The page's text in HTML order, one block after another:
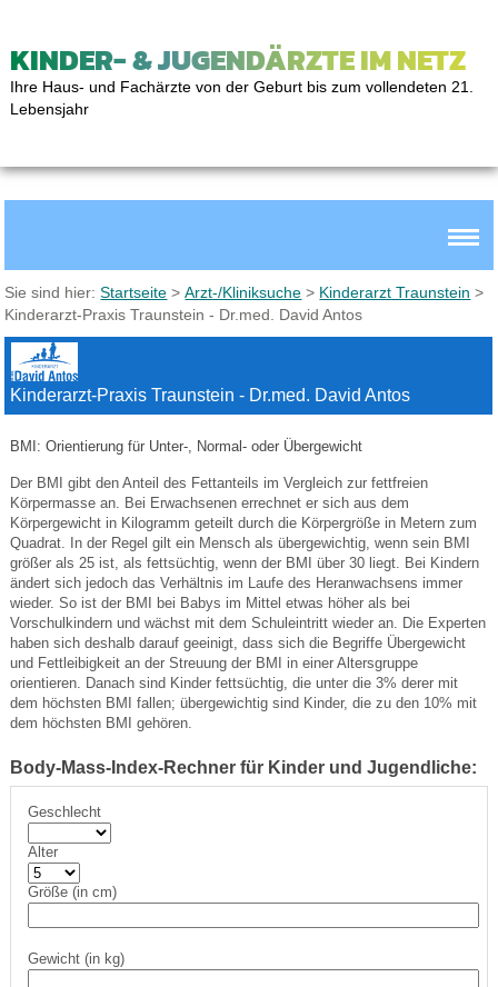
KINDER- & JUGENDÄRZTE IM NETZ
Ihre Haus- und Fachärzte von der Geburt bis zum vollendeten 21.
Lebensjahr
Sie sind hier:Startseite >Arzt-/Kliniksuche > Kinderarzt Traunstein >
Kinderarzt-Praxis Traunstein - Dr.med. David Antos
Kinderarzt-Praxis Traunstein - Dr.med. David Antos
BMI: Orientierung für Unter-, Normal- oder Übergewicht
Der BMI gibt den Anteil des Fettanteils im Vergleich zur fettfreien
Körpermasse an. Bei Erwachsenen errechnet er sich aus dem
Körpergewicht in Kilogramm geteilt durch die Körpergröße in Metern zum
Quadrat. In der Regel gilt ein Mensch als übergewichtig, wenn sein BMI
größer als 25 ist, als fettsüchtig, wenn der BMI über 30 liegt. Bei Kindern
ändert sich jedoch das Verhältnis im Laufe des Heranwachsens immer
wieder. So ist der BMI bei Babys im Mittel etwas höher als bei
Vorschulkindern und wächst mit dem Schuleintritt wieder an. Die Experten
haben sich deshalb darauf geeinigt, dass sich die Begriffe Übergewicht
und Fettleibigkeit an der Streuung der BMI in einer Altersgruppe
orientieren. Danach sind Kinder fettsüchtig, die unter die 3% derer mit
dem höchsten BMI fallen; übergewichtig sind Kinder, die zu den 10% mit
dem höchsten BMI gehören.
Body-Mass-Index-Rechner für Kinder und Jugendliche:
Geschlecht
Alter
Größe (in cm)
Gewicht (in kg)